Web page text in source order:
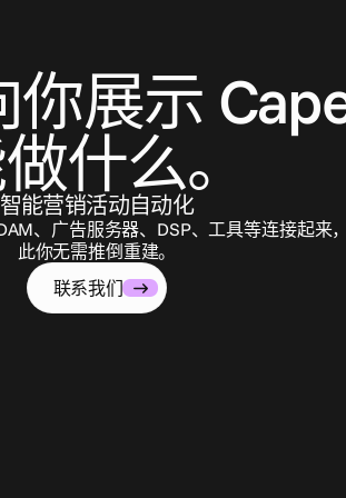
系我们
展示
什么。
智能营销活动自动化
、广告服务器、DSP、工具等连接起来
此你无需推倒重建。
联系我们